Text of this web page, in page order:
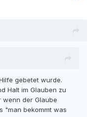
gebetet wurde.
Halt im Glauben zu
der Glaube
"man bekommt was